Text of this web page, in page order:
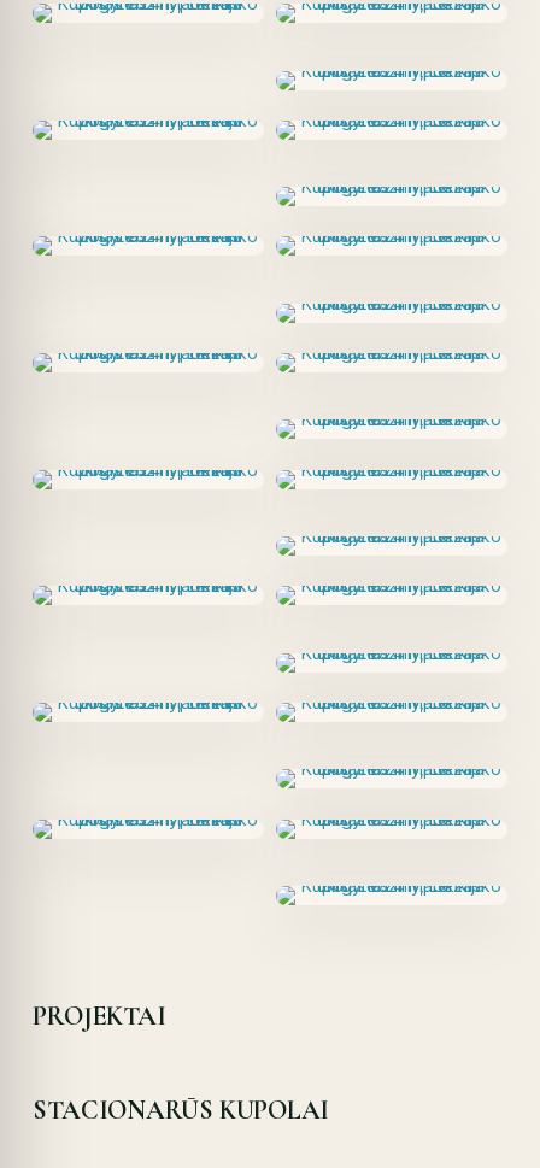
PROJEKTAI
STACIONARŪS KUPOLAI